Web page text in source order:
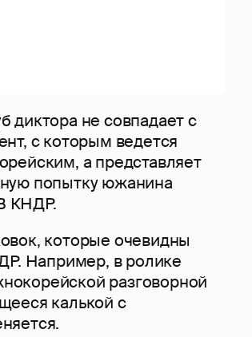
диктора не совпадает с
с которым ведется
а представляет
попытку южанина
КНДР.
которые очевидны
Например, в ролике
разговорной
калькой с